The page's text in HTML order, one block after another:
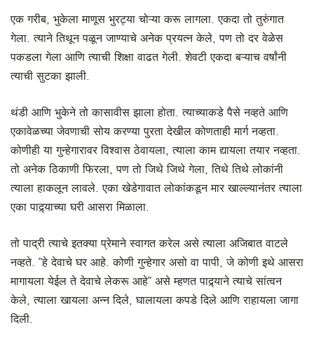
एक गरीब, भुकेला माणूस भुरट्या चोऱ्या करू लागला. एकदा तो तुरुंगात
गेला. त्याने तिथून पळून जाण्याचे अनेक प्रयत्न केले, पण तो दर वेळेस
पकडला गेला आणि त्याची शिक्षा वाढत गेली. शेवटी एकदा बऱ्याच वर्षांनी
त्याची सुटका झाली.
थंडी आणि भुकेने तो कासावीस झाला होता. त्याच्याकडे पैसे नव्हते आणि
एकावेळच्या जेवणाची सोय करण्या पुरता देखील कोणताही मार्ग नव्हता.
कोणीही या गुन्हेगारावर विश्वास ठेवायला, त्याला काम द्यायला तयार नव्हता.
तो अनेक ठिकाणी फिरला, पण तो जिथे जिथे गेला, तिथे तिथे लोकांनी
त्याला हाकलून लावले. एका खेडेगावात लोकांकडून मार खाल्ल्यानंतर त्याला
एका पाद्र्याच्या घरी आसरा मिळाला.
तो पाद्री त्याचे इतक्या प्रेमाने स्वागत करेल असे त्याला अजिबात वाटले
नव्हते. “हे देवाचे घर आहे. कोणी गुन्हेगार असो वा पापी, जे कोणी इथे आसरा
मागायला येईल ते देवाचे लेकरू आहे” असे म्हणत पाद्र्याने त्याचे सांत्वन
केले, त्याला खायला अन्न दिले, घालायला कपडे दिले आणि राहायला जागा
दिली.